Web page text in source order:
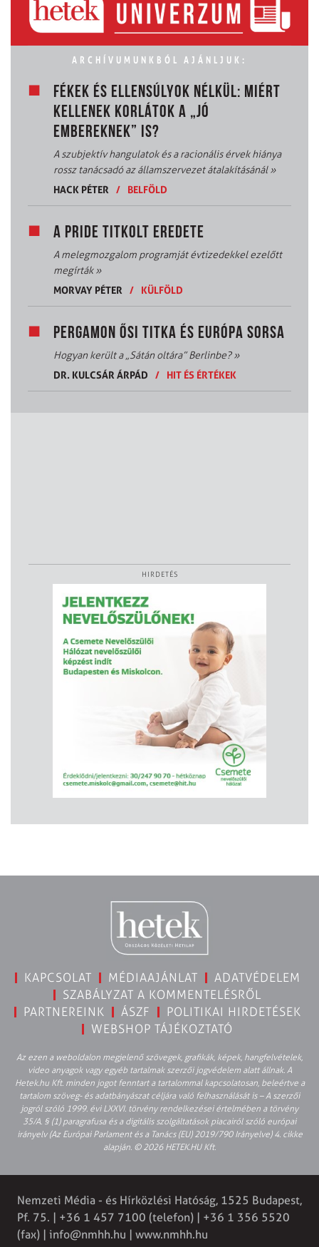
ARCHÍVUMUNKBÓL AJÁNLJUK:
FÉKEK ÉS ELLENSÚLYOK NÉLKÜL: MIÉRT
KELLENEK KORLÁTOK A „JÓ
EMBEREKNEK” IS?
A szubjektív hangulatok és a racionális érvek hiánya
rossz tanácsadó az államszervezet átalakításánál»
HACK PÉTER
/ BELFÖLD
A PRIDE TITKOLT EREDETE
A melegmozgalom programját évtizedekkel ezelőtt
megírták»
MORVAY PÉTER
/ KÜLFÖLD
PERGAMON ŐSI TITKA ÉS EURÓPA SORSA
Hogyan került a „Sátán oltára” Berlinbe?»
DR. KULCSÁR ÁRPÁD
/ HIT ÉS ÉRTÉKEK
HIRDETÉS
KAPCSOLAT MÉDIAAJÁNLAT
ADATVÉDELEM
SZABÁLYZAT A KOMMENTELÉSRŐL
PARTNEREINK
ÁSZF
POLITIKAI HIRDETÉSEK
WEBSHOP TÁJÉKOZTATÓ
Az ezen a weboldalon megjelenő szövegek, grafikák, képek, hangfelvételek,
video anyagok vagy egyéb tartalmak szerzői jogvédelem alatt állnak. A
Hetek.hu Kft. minden jogot fenntart a tartalommal kapcsolatosan, beleértve a
tartalom szöveg- és adatbányászat céljára való felhasználását is – A szerzői
jogról szóló 1999. évi LXXVI. törvény rendelkezései értelmében a törvény
35/A. § (1) paragrafusa és a digitális szolgáltatások piacairól szóló európai
irányelv (Az Európai Parlament és a Tanács (EU) 2019/790 Irányelve) 4. cikke
alapján. © 2026 HETEK.HU Kft.
Nemzeti Média - és Hírközlési Hatóság, 1525 Budapest,
Pf. 75. | +36 1 457 7100 (telefon) | +36 1 356 5520
(fax) | info@nmhh.hu | www.nmhh.hu